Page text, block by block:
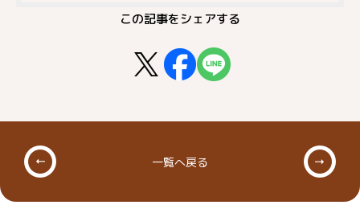
この記事をシェアする
一覧へ戻る